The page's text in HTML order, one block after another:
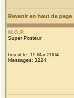
Revenir en haut de page
M.O.P.
Super Posteur
Inscrit le: 11 Mar 2004
Messages: 3224